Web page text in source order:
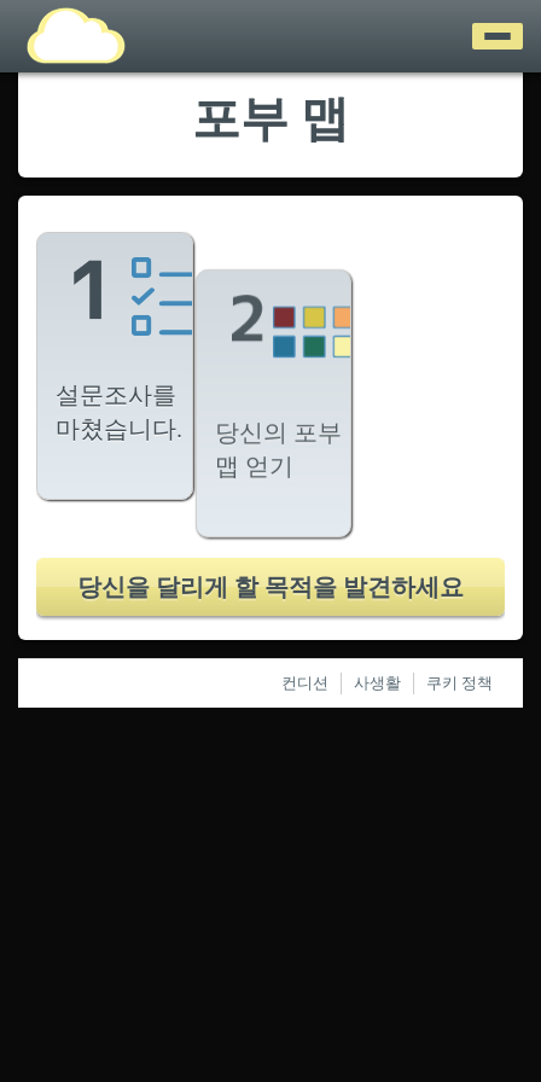
포부 맵
설문조사를
마쳤습니다.
당신의 포부
맵 얻기
당신을 달리게 할 목적을 발견하세요
컨디션 사생활 쿠키 정책